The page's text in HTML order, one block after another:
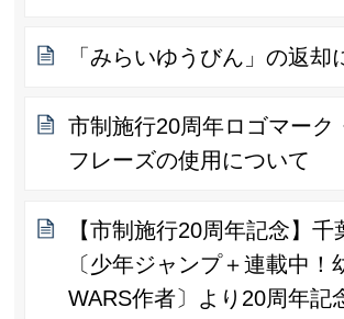
「みらいゆうびん」の返却
市制施行20周年ロゴマーク
フレーズの使用について
【市制施行20周年記念】千
〔少年ジャンプ＋連載中！
WARS作者〕より20周年記